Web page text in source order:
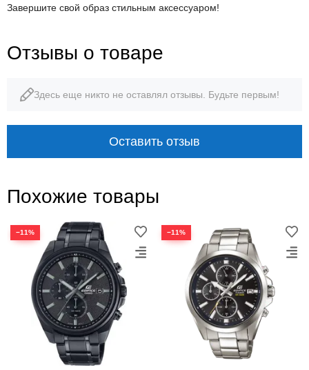
Завершите свой образ стильным аксессуаром!
Отзывы о товаре
Здесь еще никто не оставлял отзывы. Будьте первым!
Оставить отзыв
Похожие товары
−11% −11%